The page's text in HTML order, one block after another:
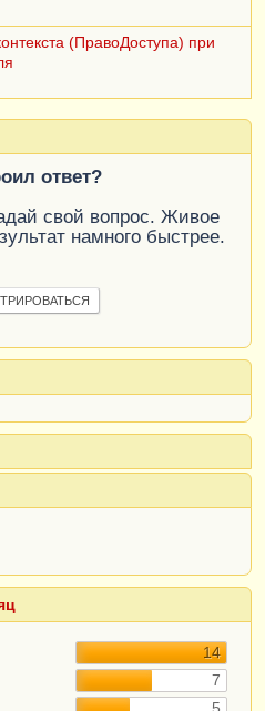
(ПравоДоступа) при
ответ?
свой вопрос. Живое
намного быстрее.
14
7